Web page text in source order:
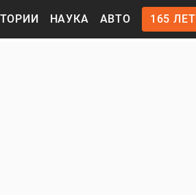
НАУКА АВТО 165 ЛЕТ